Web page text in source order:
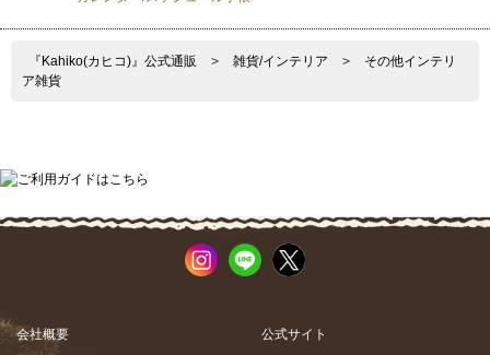
『Kahiko(カヒコ)』公式通販 > 雑貨/インテリア >
その他インテリ
ア雑貨
会社概要 公式サイト